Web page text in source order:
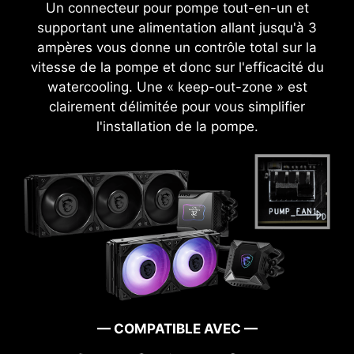
Un connecteur pour pompe tout-en-un et
supportant une alimentation allant jusqu'à 3
ampères vous donne un contrôle total sur la
vitesse de la pompe et donc sur l'efficacité du
watercooling. Une « keep-out-zone » est
clairement délimitée pour vous simplifier
l'installation de la pompe.
— COMPATIBLE AVEC —
UTILISATION INTUITIVE
CERTIFICATION WINDOWS 11
plan de cuivre disposant des propriétés de mise
à la terre.
PROTECTION CONTRE LA